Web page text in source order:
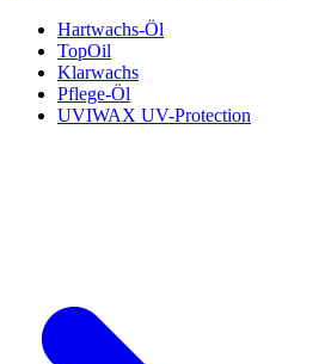
Hartwachs-Öl
TopOil
Klarwachs
Pflege-Öl
UVIWAX UV-Protection